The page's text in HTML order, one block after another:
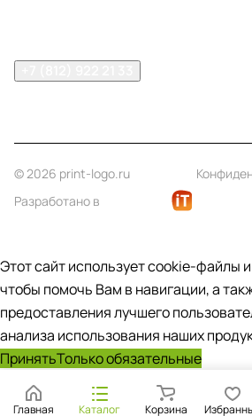
© 2026 print-logo.ru
Разработано в
Главная Каталог Корзина
Этот сайт использует cookie-файлы
чтобы помочь Вам в навигации, а
предоставления лучшего
анализа использования наших
ПринятьТолько обязательные